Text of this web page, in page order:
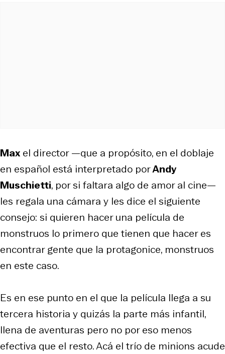
Max el director —que a propósito, en el doblaje
en español está interpretado porAndy
Muschietti, por si faltara algo de amor al cine—
les regala una cámara y les dice el siguiente
consejo: si quieren hacer una película de
monstruos lo primero que tienen que hacer es
encontrar gente que la protagonice, monstruos
en este caso.
Es en ese punto en el que la película llega a su
tercera historia y quizás la parte más infantil,
llena de aventuras pero no por eso menos
efectiva que el resto. Acá el trío de minions acude